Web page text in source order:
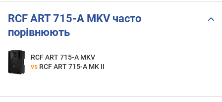
RCF ART 715-A MKV часто
порівнюють
RCF ART 715-A MKV
vs RCF ART 715-A MK II